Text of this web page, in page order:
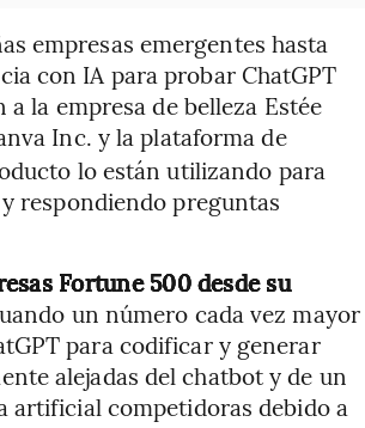
empresas emergentes hasta
con IA para probar ChatGPT
la empresa de belleza Estée
Inc. y la plataforma de
lo están utilizando para
respondiendo preguntas
Fortune 500 desde su
un número cada vez mayor
para codificar y generar
alejadas del chatbot y de un
artificial competidoras debido a